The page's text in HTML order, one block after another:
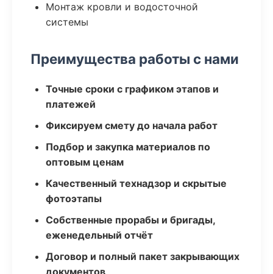
Монтаж кровли и водосточной
системы
Преимущества работы с нами
Точные сроки с графиком этапов и
платежей
Фиксируем смету до начала работ
Подбор и закупка материалов по
оптовым ценам
Качественный технадзор и скрытые
фотоэтапы
Собственные прорабы и бригады,
еженедельный отчёт
Договор и полный пакет закрывающих
документов